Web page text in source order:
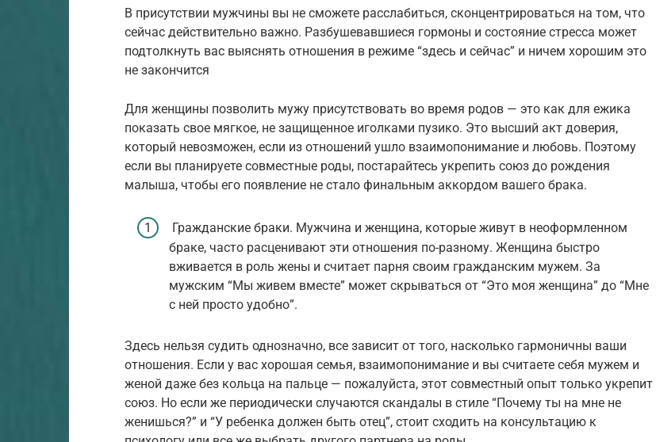
В присутствии мужчины вы не сможете расслабиться, сконцентрироваться на том, что
сейчас действительно важно. Разбушевавшиеся гормоны и состояние стресса может
подтолкнуть вас выяснять отношения в режиме “здесь и сейчас” и ничем хорошим это
не закончится
Для женщины позволить мужу присутствовать во время родов — это как для ежика
показать свое мягкое, не защищенное иголками пузико. Это высший акт доверия,
который невозможен, если из отношений ушло взаимопонимание и любовь. Поэтому
если вы планируете совместные роды, постарайтесь укрепить союз до рождения
малыша, чтобы его появление не стало финальным аккордом вашего брака.
Гражданские браки. Мужчина и женщина, которые живут в неоформленном
браке, часто расценивают эти отношения по-разному. Женщина быстро
вживается в роль жены и считает парня своим гражданским мужем. За
мужским “Мы живем вместе” может скрываться от “Это моя женщина” до “Мне
с ней просто удобно”.
Здесь нельзя судить однозначно, все зависит от того, насколько гармоничны ваши
отношения. Если у вас хорошая семья, взаимопонимание и вы считаете себя мужем и
женой даже без кольца на пальце — пожалуйста, этот совместный опыт только укрепит
союз. Но если же периодически случаются скандалы в стиле “Почему ты на мне не
женишься?” и “У ребенка должен быть отец”, стоит сходить на консультацию к